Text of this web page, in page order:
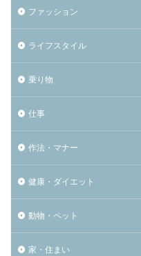
ファッション
ライフスタイル
乗り物
仕事
作法・マナー
健康・ダイエット
動物・ペット
家・住まい